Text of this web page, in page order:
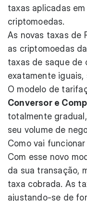
taxas aplicadas
criptomoedas.
As novas taxas de
as criptomoedas
taxas de saque de
exatamente iguais,
O modelo de
Conversor e
totalmente
seu volume de
Como vai
Com esse novo
da sua transação,
taxa cobrada. As
ajustando-se de